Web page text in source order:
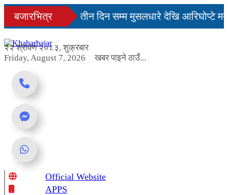
Skip
content
बजारभित्र
सहज हुन्छ’
तीन दिन सम्म मुसलधारे देखि आरिघोप्टे
२२ श्रावण २०८३, शुक्रबार
Friday, August 7, 2026
खबर पाइने ठाउँ...
Online News Portal
Official Website
APPS